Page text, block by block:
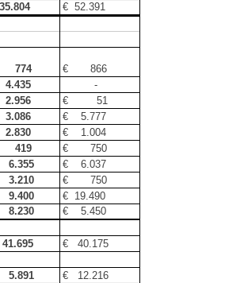
€ 52.391
774
€ 866
-
€ 51
€ 5.777
€ 1.004
419
€ 750
€ 6.037
€ 750
€ 19.490
€ 5.450
€ 40.175
5.891 € 12.216